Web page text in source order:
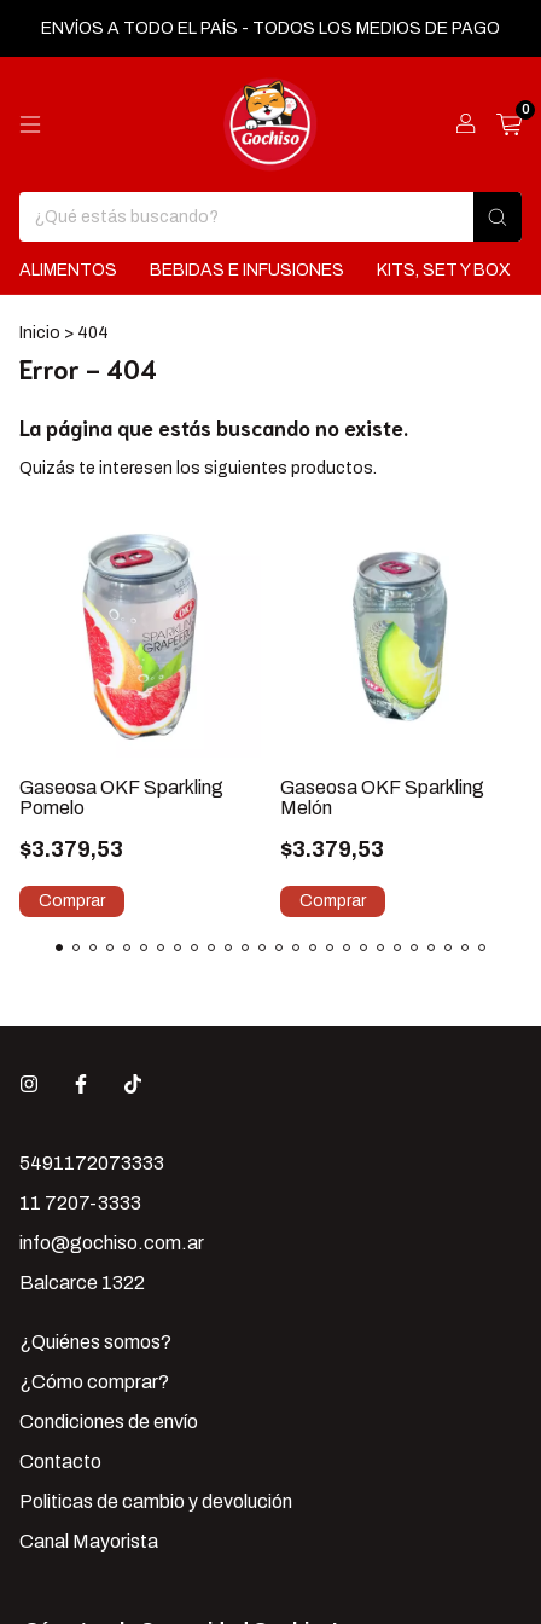
ENVÍOS A TODO EL PAÍS - TODOS LOS MEDIOS DE PAGO
0
ALIMENTOS BEBIDAS E INFUSIONES KITS, SET Y BOX
Inicio > 404
Error - 404
La página que estás buscando no existe.
Quizás te interesen los siguientes productos.
Gaseosa OKF Sparkling
Pomelo
$3.379,53
Gaseosa OKF Sparkling
Melón
$3.379,53
5491172073333
11 7207-3333
info@gochiso.com.ar
Balcarce 1322
¿Quiénes somos?
¿Cómo comprar?
Condiciones de envío
Contacto
Politicas de cambio y devolución
Canal Mayorista